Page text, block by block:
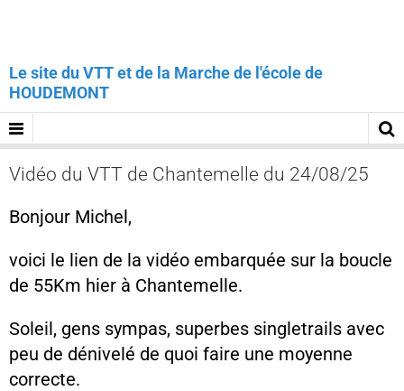
Le site du VTT et de la Marche de l'école de
HOUDEMONT
Vidéo du VTT de Chantemelle du 24/08/25
Bonjour Michel,
voici le lien de la vidéo embarquée sur la boucle
de 55Km hier à Chantemelle.
Soleil, gens sympas, superbes singletrails avec
peu de dénivelé de quoi faire une moyenne
correcte.